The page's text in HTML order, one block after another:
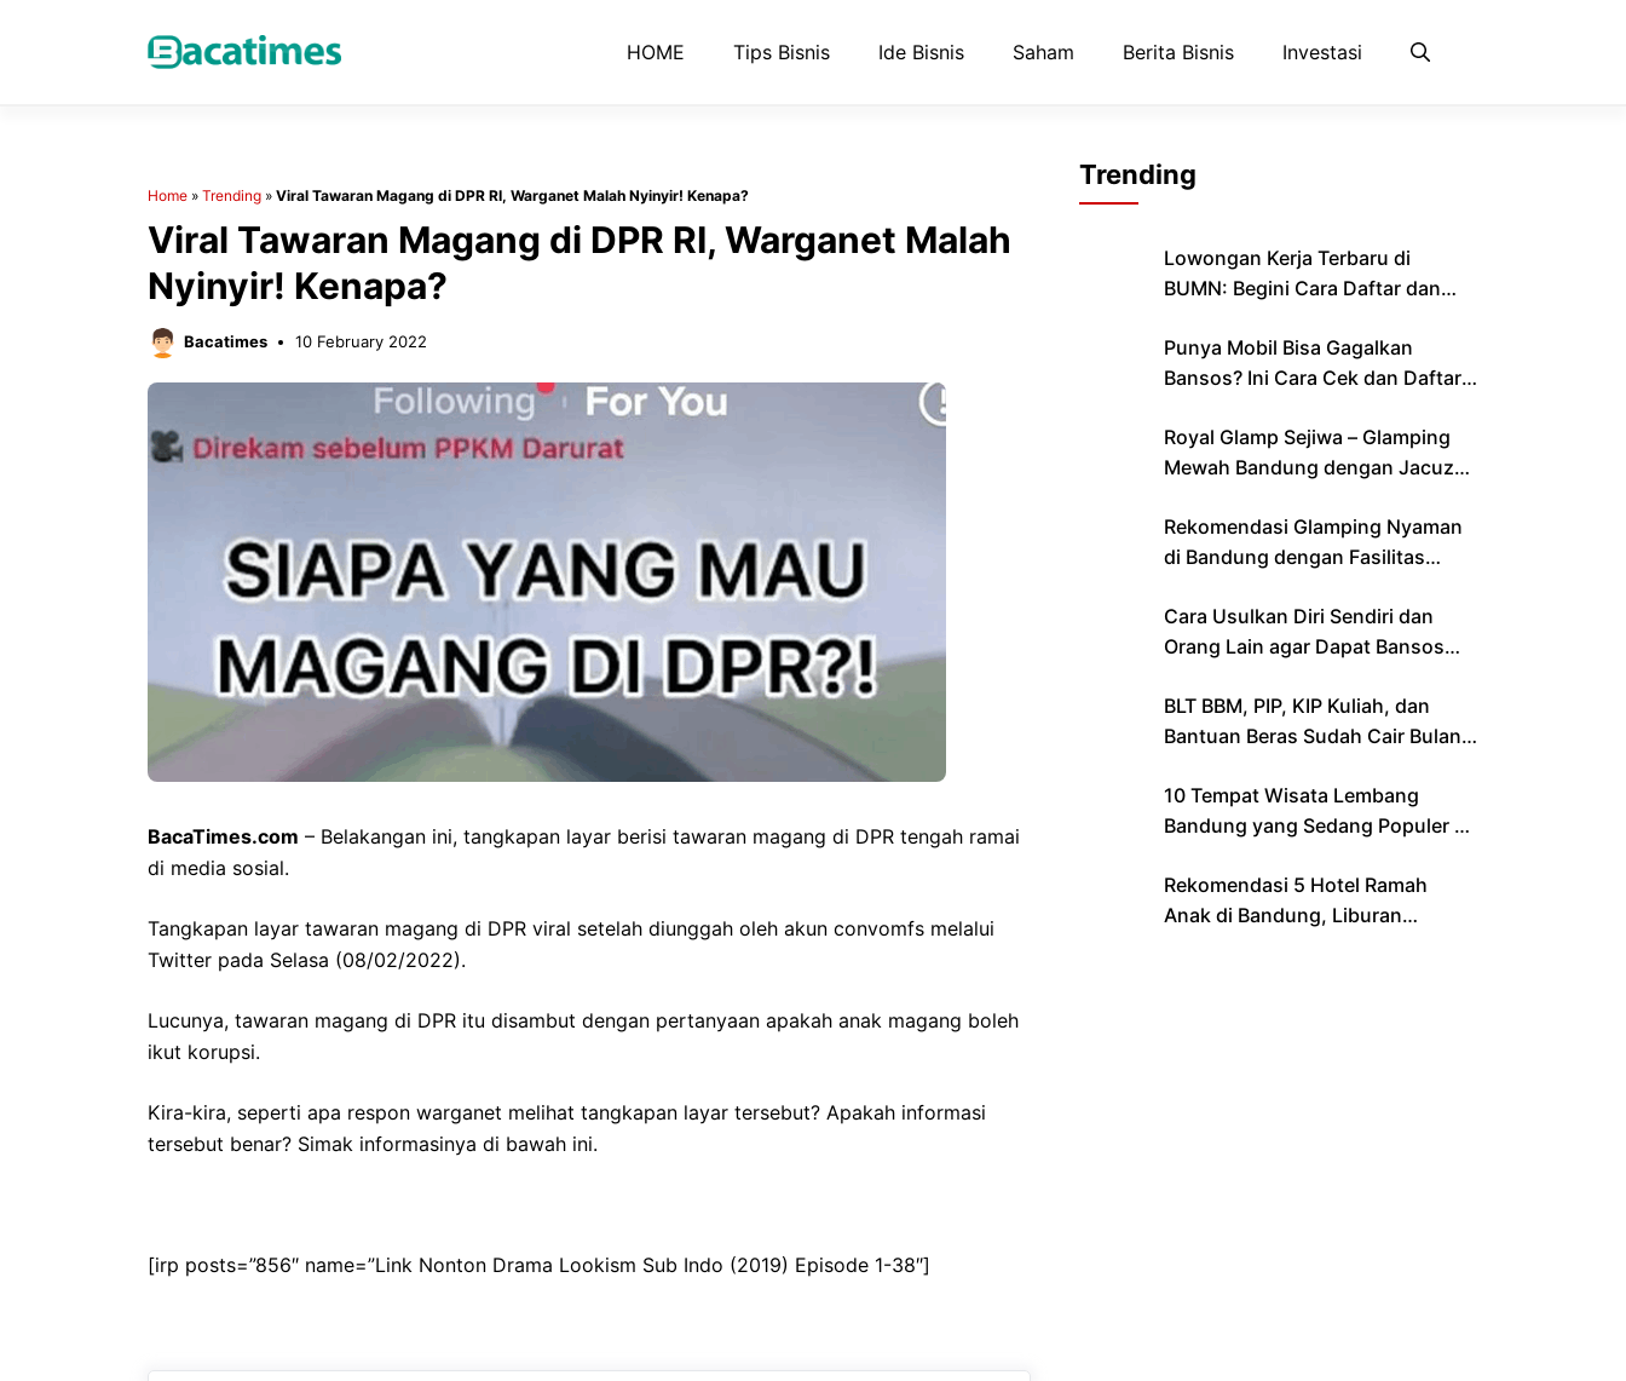
HOME Tips Bisnis Ide Bisnis Saham Berita Bisnis Investasi
Home » Trending » Viral Tawaran Magang di DPR RI, Warganet Malah Nyinyir! Kenapa?
Viral Tawaran Magang di DPR RI, Warganet Malah
Nyinyir! Kenapa?
Bacatimes 10 February 2022
BacaTimes.com – Belakangan ini, tangkapan layar berisi tawaran magang di DPR tengah ramai
di media sosial.
Tangkapan layar tawaran magang di DPR viral setelah diunggah oleh akun convomfs melalui
Twitter pada Selasa (08/02/2022).
Lucunya, tawaran magang di DPR itu disambut dengan pertanyaan apakah anak magang boleh
ikut korupsi.
Kira-kira, seperti apa respon warganet melihat tangkapan layar tersebut? Apakah informasi
tersebut benar? Simak informasinya di bawah ini.
[irp posts=”856″ name=”Link Nonton Drama Lookism Sub Indo (2019) Episode 1-38″]
Trending
Lowongan Kerja Terbaru di
BUMN: Begini Cara Daftar dan
Punya Mobil Bisa Gagalkan
Bansos? Ini Cara Cek dan Daftar
Royal Glamp Sejiwa – Glamping
Mewah Bandung dengan Jacuzzi
Rekomendasi Glamping Nyaman
di Bandung dengan Fasilitas
Cara Usulkan Diri Sendiri dan
Orang Lain agar Dapat Bansos
BLT BBM, PIP, KIP Kuliah, dan
Bantuan Beras Sudah Cair Bulan
10 Tempat Wisata Lembang
Bandung yang Sedang Populer di
Keluarga
Rekomendasi 5 Hotel Ramah
Anak di Bandung, Liburan